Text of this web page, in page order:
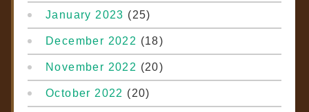
January 2023 (25)
December 2022 (18)
November 2022 (20)
October 2022 (20)